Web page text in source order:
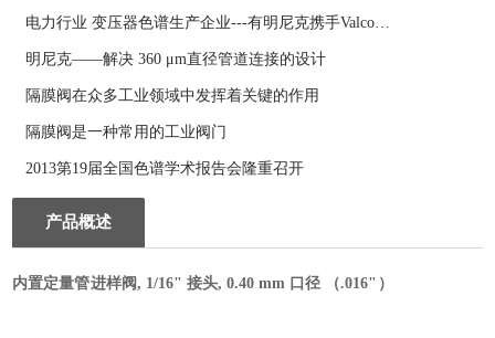
电力行业 变压器色谱生产企业---有明尼克携手Valco支持您
明尼克——解决 360 μm直径管道连接的设计
隔膜阀在众多工业领域中发挥着关键的作用
隔膜阀是一种常用的工业阀门
2013第19届全国色谱学术报告会隆重召开
产品概述
内置定量管进样阀, 1/16" 接头, 0.40 mm 口径 （.016"）